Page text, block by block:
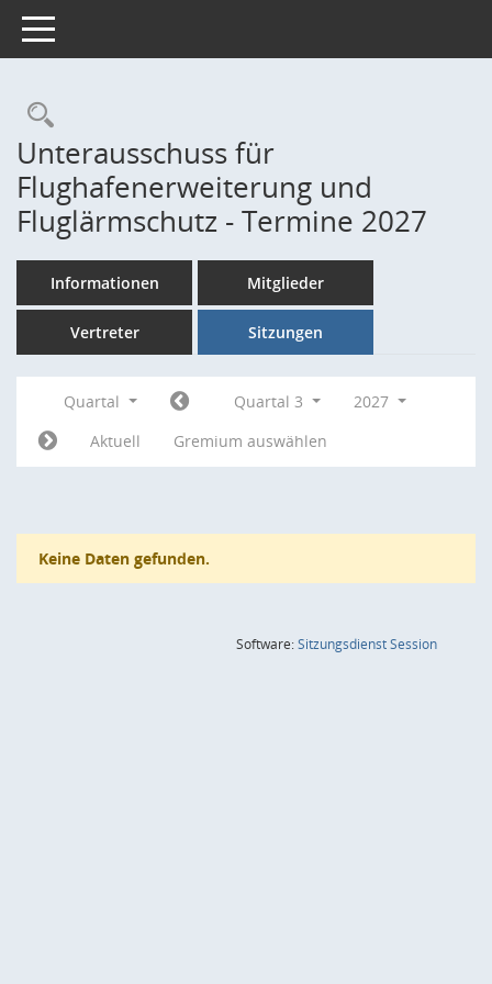
Toggle navigation
Rechercheauswahl
Unterausschuss für
Flughafenerweiterung und
Fluglärmschutz - Termine 2027
Informationen Mitglieder
Vertreter Sitzungen
Quartal Quartal 3
2027
Aktuell
Gremium auswählen
Keine Daten gefunden.
Software:SitzungsdienstSession(Wird in